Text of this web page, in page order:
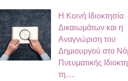
Η Κοινή Ιδιοκτησία
Δικαιωμάτων και η
Αναγνώριση του
Δημιουργού στο
Πνευματικής
τη…